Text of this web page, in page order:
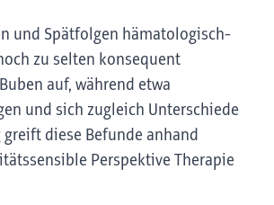
und Spätfolgen hämatologisch-
zu selten konsequent
auf, während etwa
und sich zugleich Unterschiede
diese Befunde anhand
Perspektive Therapie